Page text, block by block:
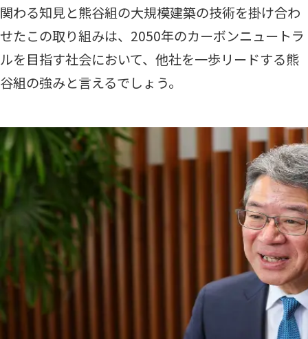
関わる知見と熊谷組の大規模建築の技術を掛け合わ
せたこの取り組みは、2050年のカーボンニュートラ
ルを目指す社会において、他社を一歩リードする熊
谷組の強みと言えるでしょう。